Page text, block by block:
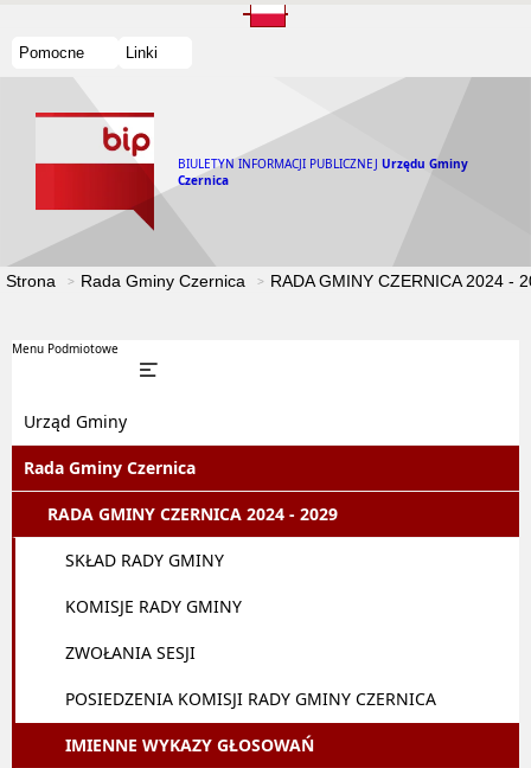
Pomocne Linki
BIULETYN INFORMACJI PUBLICZNEJ Urzędu Gminy
Czernica
Strona Rada Gminy Czernica RADA GMINY CZERNICA 2024 -
Menu Podmiotowe
Urząd Gminy
Rada Gminy Czernica
RADA GMINY CZERNICA 2024 - 2029
SKŁAD RADY GMINY
KOMISJE RADY GMINY
ZWOŁANIA SESJI
POSIEDZENIA KOMISJI RADY GMINY CZERNICA
IMIENNE WYKAZY GŁOSOWAŃ